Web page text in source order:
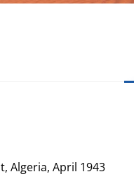
Algeria, April 1943